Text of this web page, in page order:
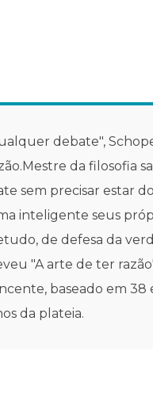
debate",
da filosofia
sem precisar estar
inteligente seus
de defesa da
"A arte de ter
baseado em
da plateia.